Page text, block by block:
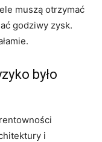
muszą otrzymać
godziwy zysk.
było
i